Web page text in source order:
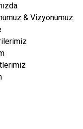
& Vizyonumuz